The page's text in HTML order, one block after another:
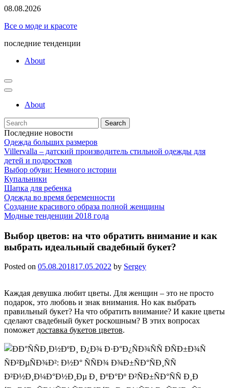
Skip
content
08.08.2026
Все о моде и красоте
последние тенденции
About
About
Search
for:
Последние новости
Одежда больших размеров
Villervalla – датский производитель стильной одежды для
детей и подростков
Выбор обуви: Немного истории
Купальники
Шапка для ребенка
Одежда во время беременности
Создание красивого образа полной женщины
Модные тенденции 2018 года
Выбор цветов: на что обратить внимание и как
выбрать идеальный свадебный букет?
Posted on 05.08.201817.05.2022 by Sergey
Каждая девушка любит цветы. Для женщин – это не просто
подарок, это любовь и знак внимания. Но как выбрать
правильный букет? На что обратить внимание? И какие цветы
сделают свадебный букет роскошным? В этих вопросах
поможет доставка букетов цветов.